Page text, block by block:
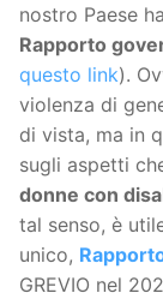
nostro Paese
Rapporto
questo link).
violenza di
di vista, ma in
sugli aspetti
donne con
tal senso, è
unico,
GREVIO nel